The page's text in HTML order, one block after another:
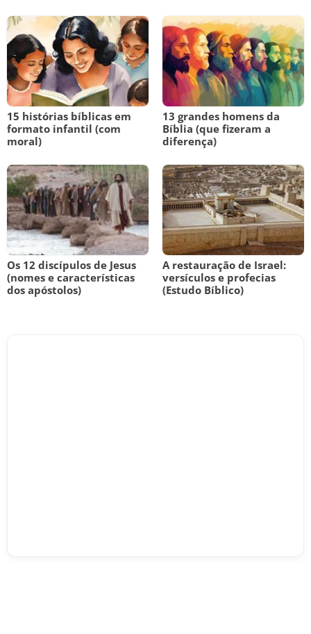
15 histórias bíblicas em
formato infantil (com
moral)
13 grandes homens da
Bíblia (que fizeram a
diferença)
Os 12 discípulos de Jesus
(nomes e características
dos apóstolos)
A restauração de Israel:
versículos e profecias
(Estudo Bíblico)